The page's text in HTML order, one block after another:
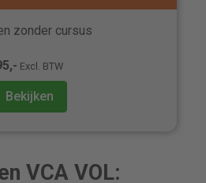
zonder cursus
Excl. BTW
Bekijken
VCA VOL: